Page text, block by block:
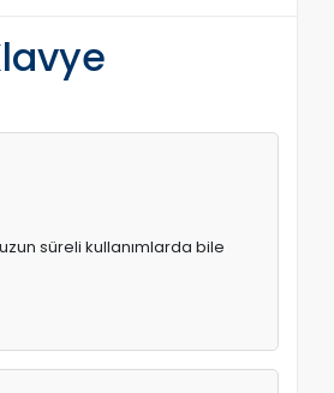
süreli kullanımlarda bile